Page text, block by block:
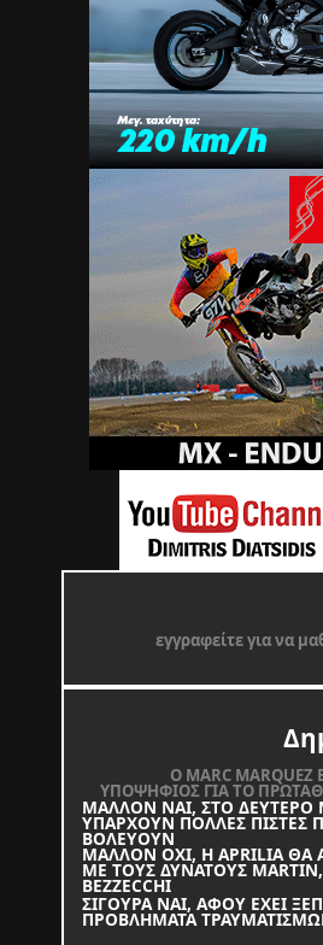
εγγραφείτε για να
O MARC
ΥΠΟΨΗΦΙΟΣ ΓΙΑ ΤΟ
ΜΑΛΛΟΝ ΝΑΙ, ΣΤΟ ΔΕΥΤΕΡΟ
ΥΠΑΡΧΟΥΝ ΠΟΛΛΕΣ ΠΙΣΤΕΣ
ΒΟΛΕΥΟΥΝ
ΜΑΛΛΟΝ ΟΧΙ, Η APRILIA ΘΑ
ΜΕ ΤΟΥΣ ΔΥΝΑΤΟΥΣ MARTIN,
BEZZECCHI
ΣΙΓΟΥΡΑ ΝΑΙ, ΑΦΟΥ ΕΧΕΙ
ΠΡΟΒΛΗΜΑΤΑ